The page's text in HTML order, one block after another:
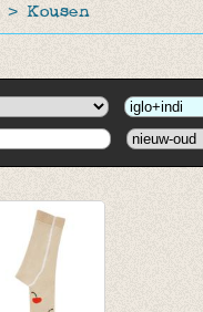
> Kousen